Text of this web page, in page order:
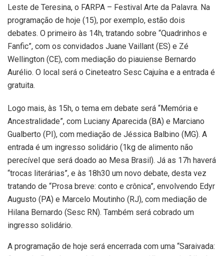
Leste de Teresina, o FARPA – Festival Arte da Palavra. Na
programação de hoje (15), por exemplo, estão dois
debates. O primeiro às 14h, tratando sobre “Quadrinhos e
Fanfic”, com os convidados Juane Vaillant (ES) e Zé
Wellington (CE), com mediação do piauiense Bernardo
Aurélio. O local será o Cineteatro Sesc Cajuína e a entrada é
gratuita.
Logo mais, às 15h, o tema em debate será “Memória e
Ancestralidade”, com Luciany Aparecida (BA) e Marciano
Gualberto (PI), com mediação de Jéssica Balbino (MG). A
entrada é um ingresso solidário (1kg de alimento não
perecível que será doado ao Mesa Brasil). Já as 17h haverá
“trocas literárias”, e às 18h30 um novo debate, desta vez
tratando de “Prosa breve: conto e crônica”, envolvendo Edyr
Augusto (PA) e Marcelo Moutinho (RJ), com mediação de
Hilana Bernardo (Sesc RN). Também será cobrado um
ingresso solidário.
A programação de hoje será encerrada com uma “Saraivada: